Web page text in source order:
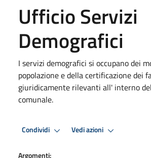
Ufficio Servizi
Demografici
I servizi demografici si occupano dei
popolazione e della certificazione dei
giuridicamente rilevanti all' interno
comunale.
Condividi Vedi azioni
Argomenti: